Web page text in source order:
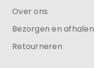
Over ons
Bezorgen en afhalen
Retourneren